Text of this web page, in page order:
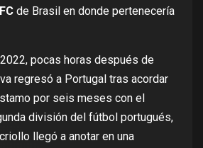
de Brasil en donde pertenecería
pocas horas después de
regresó a Portugal tras acordar
por seis meses con el
división del fútbol portugués,
llegó a anotar en una